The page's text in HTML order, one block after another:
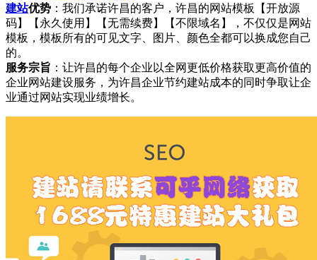
建站优势 ：我们承诺许昌的客户，许昌的网站模板【开放源
码】【永久使用】【无需续费】【不限域名】，不仅仅是网站
模板，模板所有的可见文字、图片、颜色全都可以换成您自己
的。
服务宗旨 ：让许昌的每个企业以全网更低价格获取更高价值的
企业网站建设服务，为许昌企业节约建站成本的同时争取让企
业通过网站实现业绩增长。